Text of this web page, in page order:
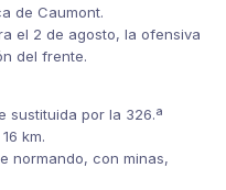
de Caumont.
el 2 de agosto, la ofensiva
del frente.
sustituida por la 326.ª
km.
normando, con minas,